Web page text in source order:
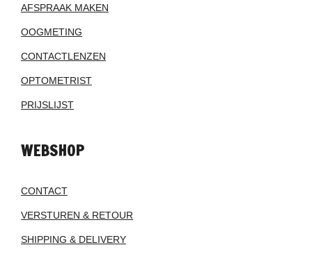
AFSPRAAK MAKEN
OOGMETING
CONTACTLENZEN
OPTOMETRIST
PRIJSLIJST
WEBSHOP
CONTACT
VERSTUREN & RETOUR
SHIPPING & DELIVERY